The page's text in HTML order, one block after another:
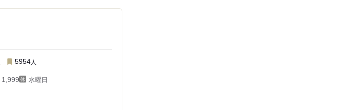
5954人
1,999
水曜日